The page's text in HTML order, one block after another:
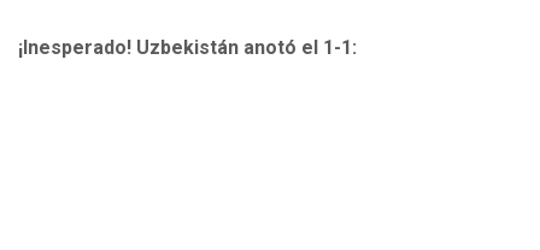
¡Inesperado! Uzbekistán anotó el 1-1: